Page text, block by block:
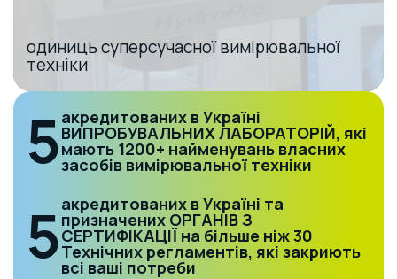
одиниць суперсучасної вимірювальної
техніки
5акредитованих в Україні
ВИПРОБУВАЛЬНИХ ЛАБОРАТОРІЙ, які
мають 1200+ найменувань власних
засобів вимірювальної техніки
5акредитованих в Україні та
призначених ОРГАНІВ З
СЕРТИФІКАЦІЇ на більше ніж 30
Технічних регламентів, які закриють
всі ваші потреби